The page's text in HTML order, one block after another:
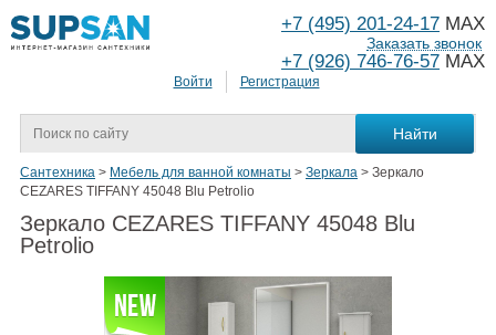
Войти Регистрация
+7 (495) 201-24-17 MAX
+7 (926) 746-76-57 MAX
Заказать звонок
Сантехника > Мебель для ванной комнаты > Зеркала > Зеркало
CEZARES TIFFANY 45048 Blu Petrolio
Зеркало CEZARES TIFFANY 45048 Blu
Petrolio